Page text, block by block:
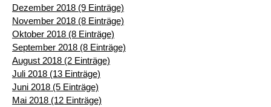
Dezember 2018 (9 Einträge)
November 2018 (8 Einträge)
Oktober 2018 (8 Einträge)
September 2018 (8 Einträge)
August 2018 (2 Einträge)
Juli 2018 (13 Einträge)
Juni 2018 (5 Einträge)
Mai 2018 (12 Einträge)